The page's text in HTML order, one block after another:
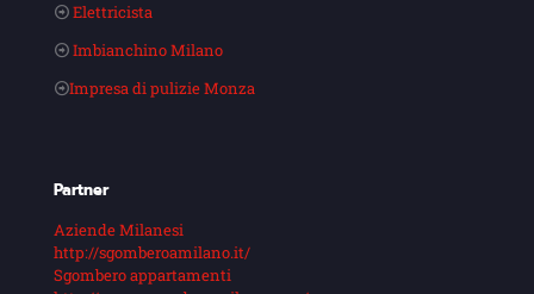
Elettricista
Imbianchino Milano
Impresa di pulizie Monza
Partner
Aziende Milanesi
http://sgomberoamilano.it/
Sgombero appartamenti